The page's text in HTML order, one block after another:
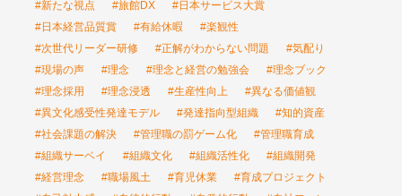
#新たな視点
#旅館DX
#日本サービス大賞
#日本経営品質賞
#有給休暇
#楽観性
#次世代リーダー研修
#正解がわからない問題
#気配り
#現場の声
#理念 #理念と経営の勉強会
#理念ブック
#理念採用
#理念浸透 #生産性向上
#異なる価値観
#異文化感受性発達モデル
#発達指向型組織
#知的資産
#社会課題の解決
#管理職の罰ゲーム化
#管理職育成
#組織サーベイ
#組織文化 #組織活性化
#組織開発
#経営理念
#職場風土 #育児休業
#育成プロジェクト